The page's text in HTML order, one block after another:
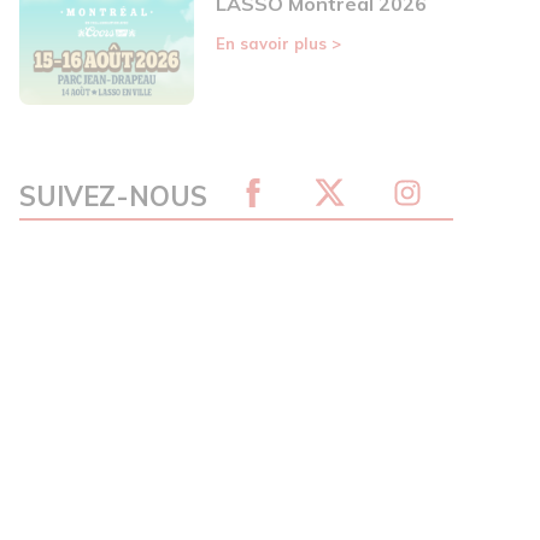
En savoir plus >
SUIVEZ-NOUS